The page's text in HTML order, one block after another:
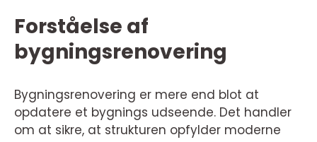
Forståelse af
bygningsrenovering
Bygningsrenovering er mere end blot at
opdatere et bygnings udseende. Det handler
om at sikre, at strukturen opfylder moderne